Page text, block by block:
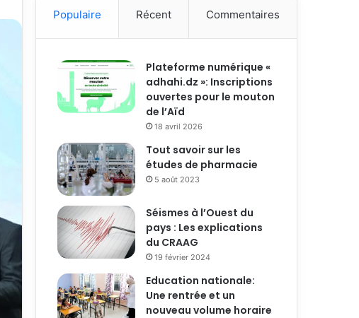
Populaire Récent Commentaires
Plateforme numérique «
adhahi.dz »: Inscriptions
ouvertes pour le mouton
de l’Aïd
18 avril 2026
Tout savoir sur les
études de pharmacie
5 août 2023
Séismes à l’Ouest du
pays : Les explications
du CRAAG
19 février 2024
Education nationale:
Une rentrée et un
nouveau volume horaire